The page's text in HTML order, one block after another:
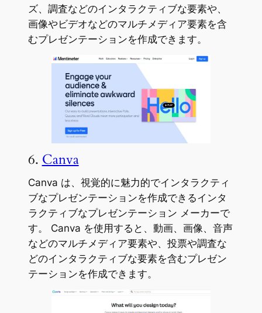
ズ、調査などのインタラクティブな要素や、
画像やビデオなどのマルチメディア要素を含
むプレゼンテーションを作成できます。
6. Canva
Canva は、視覚的に魅力的でインタラクティ
ブなプレゼンテーションを作成できるインタ
ラクティブなプレゼンテーション メーカーで
す。 Canva を使用すると、動画、画像、音声
などのマルチメディア要素や、投票や調査な
どのインタラクティブな要素を含むプレゼン
テーションを作成できます。